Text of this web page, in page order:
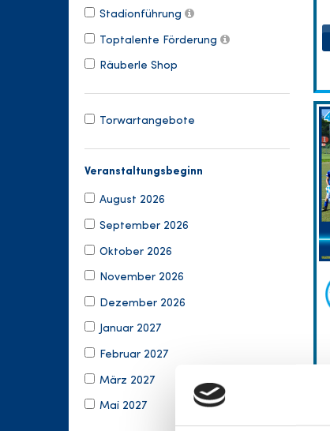
Stadionführung
Toptalente Förderung
Räuberle Shop
Torwartangebote
Veranstaltungsbeginn
August 2026
September 2026
Oktober 2026
November 2026
Dezember 2026
Januar 2027
Februar 2027
März 2027
Mai 2027